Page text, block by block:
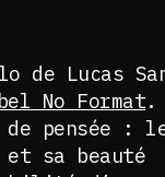
de Lucas
No Format.
de pensée :
sa beauté